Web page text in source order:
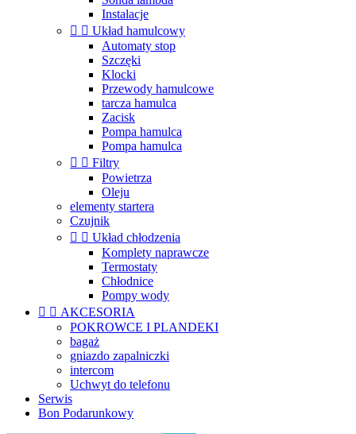
Instalacje
  Układ hamulcowy
Automaty stop
Szczęki
Klocki
Przewody hamulcowe
tarcza hamulca
Zacisk
Pompa hamulca
Pompa hamulca
  Filtry
Powietrza
Oleju
elementy startera
Czujnik
  Układ chłodzenia
Komplety naprawcze
Termostaty
Chłodnice
Pompy wody
  AKCESORIA
POKROWCE I PLANDEKI
bagaż
gniazdo zapalniczki
intercom
Uchwyt do telefonu
Serwis
Bon Podarunkowy